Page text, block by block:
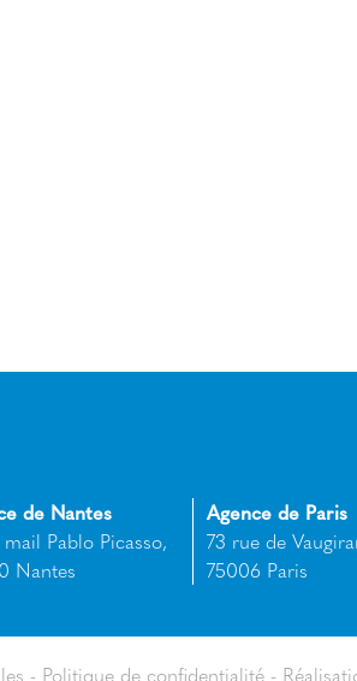
de Nantes
Pablo Picasso,
Nantes
Agence de Paris
73 rue de
75006 Paris
Politique de confidentialité